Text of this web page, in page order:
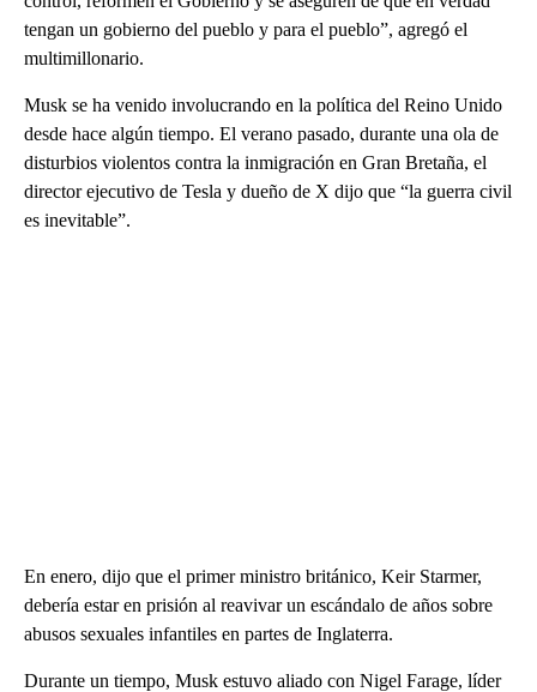
tengan un gobierno del pueblo y para el pueblo”, agregó el
multimillonario.
Musk se ha venido involucrando en la política del Reino Unido
desde hace algún tiempo. El verano pasado, durante una ola de
disturbios violentos contra la inmigración en Gran Bretaña, el
director ejecutivo de Tesla y dueño de X dijo que “la guerra civil
es inevitable”.
En enero, dijo que el primer ministro británico, Keir Starmer,
debería estar en prisión al reavivar un escándalo de años sobre
abusos sexuales infantiles en partes de Inglaterra.
Durante un tiempo, Musk estuvo aliado con Nigel Farage, líder